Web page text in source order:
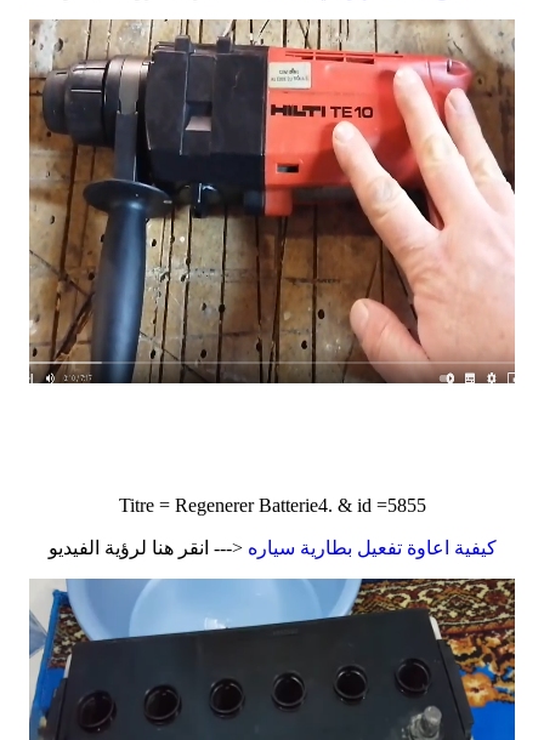
Titre = Regenerer Batterie4. & id =5855
كيفية اعاوة تفعيل بطارية سياره <--- انقر هنا لرؤية الفيديو